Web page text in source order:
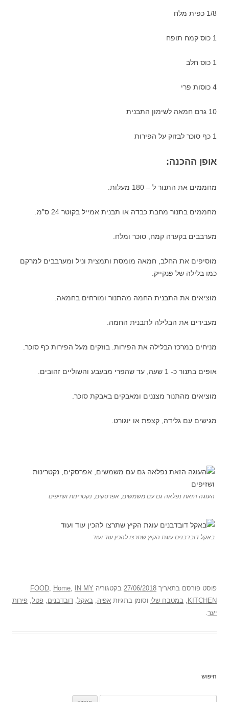
1/8 כפית מלח
1 כוס קמח תופח
1 כוס חלב
4 כוסות פרי
10 גרם חמאה לשימון התבנית
1 כף סוכר לבזוק על הפירות
אופן ההכנה:
מחממים את התנור ל – 180 מעלות.
מחממים בתנור מחבת כבדה או תבנית אמייל בקוטר 24 ס”מ.
מערבבים בקערה קמח, סוכר ומלח.
מוסיפים את החלב, חמאה מומסת ותמצית וניל ומערבבים למרקם
כמו בלילה של פנקייק.
מוציאים את התבנית החמה מהתנור ומורחים בחמאה.
מעבירים את הבלילה לתבנית החמה.
מניחים במרכז הבלילה את הפירות. בוזקים מעל הפירות כף סוכר.
אופים בתנור כ- 1 שעה, עד שהפרי מבעבע והשוליים זהובים.
מוציאים מהתנור מצננים ומאבקים באבקת סוכר.
מגישים עם גלידה, קצפת או יוגורט.
העוגה הזאת נפלאה גם עם משמשים, אפרסקים, נקטרינות ושזיפים
באקל דובדבנים עוגת הקיץ שתרצו להכין עוד ועוד
פוסט פורסם בתאריך 27/06/2018 בקטגוריה FOOD, Home,
IN MY
KITCHEN
, במטבח שלי וסומן בתגיות אפיה, באקל, דובדבנים, פטל, פירות
יער.
חיפוש